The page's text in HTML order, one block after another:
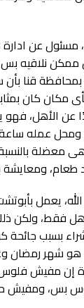
نلاقيه بس
قنا بأن
مكان كان
عن الأهل، فهو
ومحل عمله
معضلة
طعام، ومعايشة
فقط، ولكن
بسبب
هو شهر رمضان
إن مفيش
بس، ومفيش